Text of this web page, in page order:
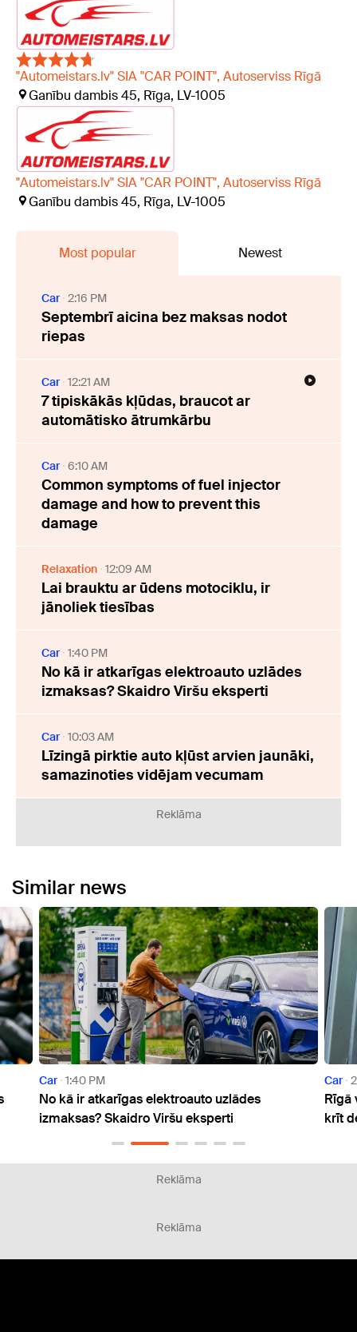
"Automeistars.lv" SIA "CAR POINT", Autoserviss Rīgā
Ganību dambis 45, Rīga, LV-1005
"Automeistars.lv" SIA "CAR POINT", Autoserviss Rīgā
Ganību dambis 45, Rīga, LV-1005
Most popular Newest
Car 2:16 PM
Septembrī aicina bez maksas nodot
riepas
Car 12:21 AM
7 tipiskākās kļūdas, braucot ar
automātisko ātrumkārbu
Car 6:10 AM
Common symptoms of fuel injector
damage and how to prevent this
damage
Relaxation 12:09 AM
Lai brauktu ar ūdens motociklu, ir
jānoliek tiesības
Car 1:40 PM
No kā ir atkarīgas elektroauto uzlādes
izmaksas? Skaidro Viršu eksperti
Car 10:03 AM
Līzingā pirktie auto kļūst arvien jaunāki,
samazinoties vidējam vecumam
Reklāma
Similar news
Car 2:21 PM
Rīgā vienīgajā no Baltijas valstu galvaspilsētām
krīt degvielas cenas
Car
Reklāma
Reklāma